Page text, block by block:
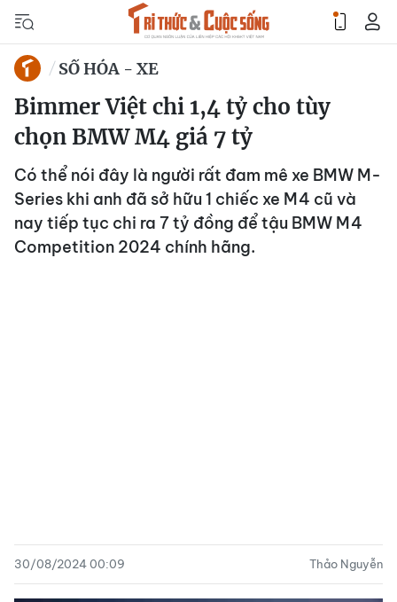
SỐ HÓA - XE
Bimmer Việt chi 1,4 tỷ cho tùy
chọn BMW M4 giá 7 tỷ
Có thể nói đây là người rất đam mê xe BMW M-
Series khi anh đã sở hữu 1 chiếc xe M4 cũ và
nay tiếp tục chi ra 7 tỷ đồng để tậu BMW M4
Competition 2024 chính hãng.
30/08/2024 00:09 Thảo Nguyễn